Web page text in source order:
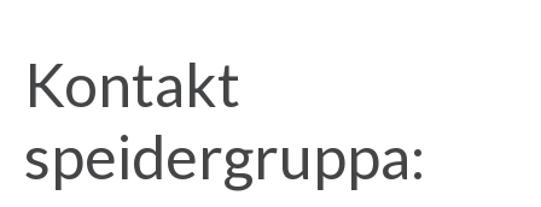
Kontakt
speidergruppa: